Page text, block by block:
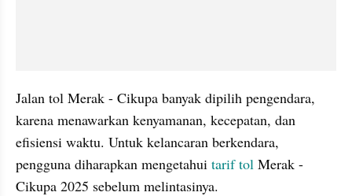
Jalan tol Merak - Cikupa banyak dipilih pengendara,
karena menawarkan kenyamanan, kecepatan, dan
efisiensi waktu. Untuk kelancaran berkendara,
pengguna diharapkan mengetahui tarif tol Merak -
Cikupa 2025 sebelum melintasinya.